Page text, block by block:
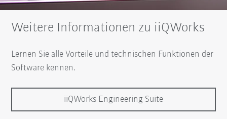
Weitere Informationen zu iiQWorks
Lernen Sie alle Vorteile und technischen Funktionen der
Software kennen.
iiQWorks Engineering Suite